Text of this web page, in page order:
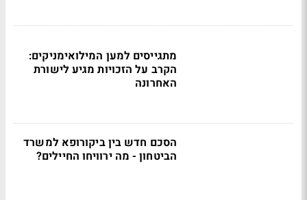
מתגייסים למען המילואימניקים:
הקרב על הזכויות מגיע לישורת
האחרונה
הסכם חדש בין ביקורופא למשרד
הביטחון - מה ירוויחו החיילים?